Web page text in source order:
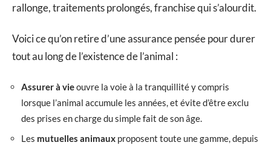
rallonge, traitements prolongés, franchise qui s’alourdit.
Voici ce qu’on retire d’une assurance pensée pour durer
tout au long de l’existence de l’animal :
Assurer à vieouvre la voie à la tranquillité y compris
lorsque l’animal accumule les années, et évite d’être exclu
des prises en charge du simple fait de son âge.
Les mutuelles animaux proposent toute une gamme, depuis